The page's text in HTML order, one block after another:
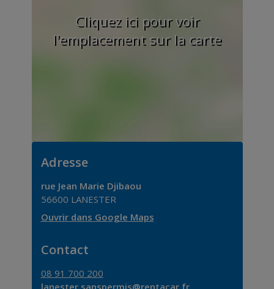
Cliquez ici pour voir
l'emplacement sur la carte
Adresse
rue Jean Marie Djibaou
56600 LANESTER
Ouvrir dans Google Maps
Contact
08 91 700 200
lanester.sanspermis@rentacar.fr